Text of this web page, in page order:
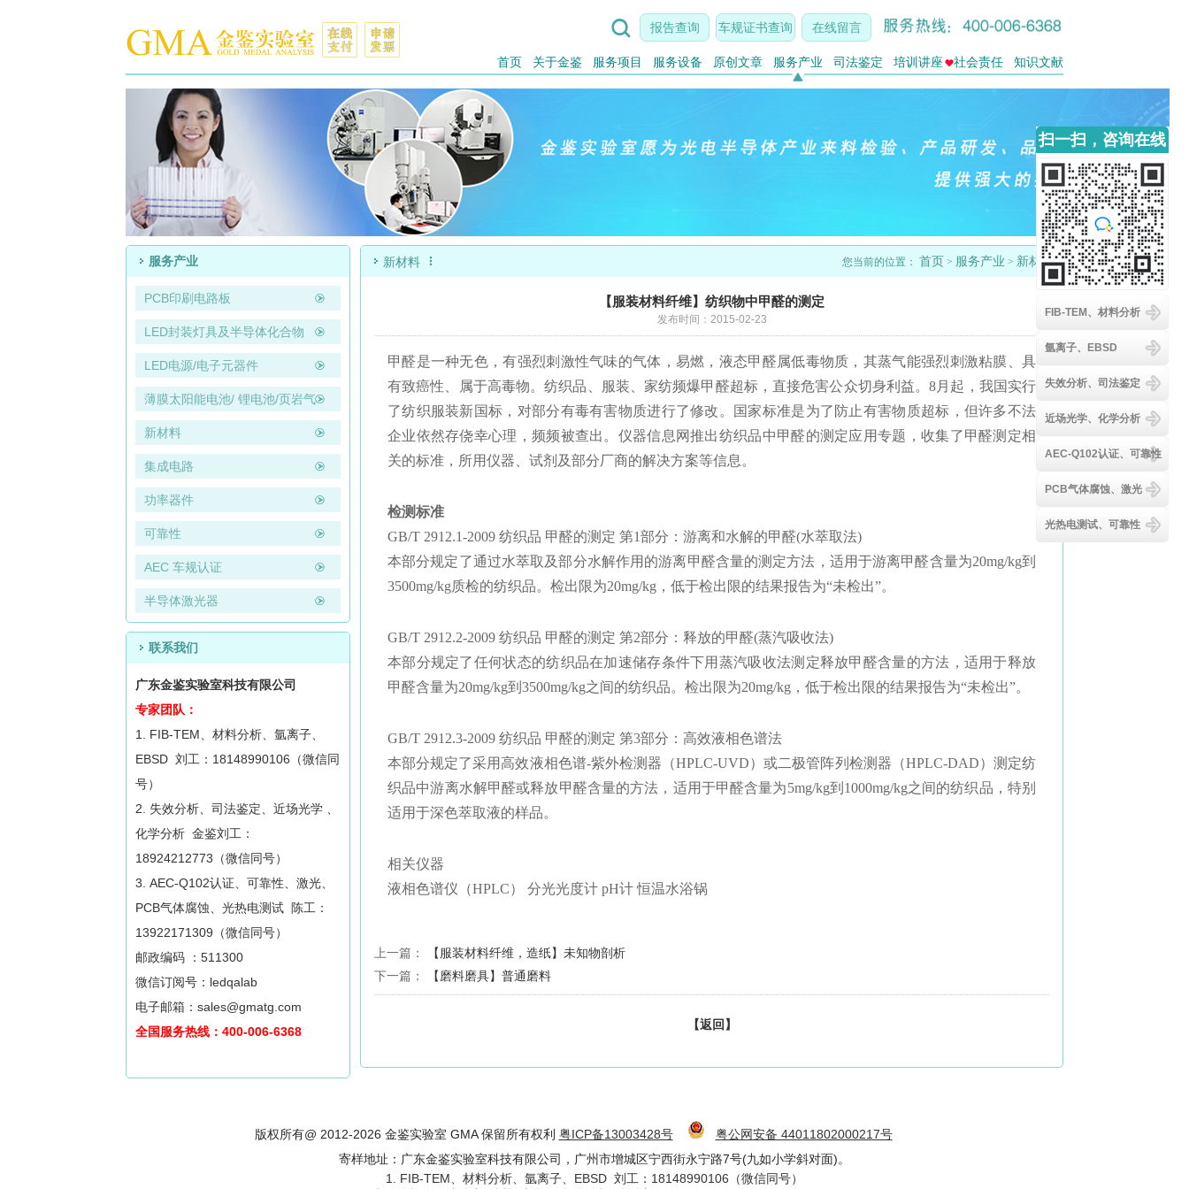
在线留言
车规证书查询
报告查询

首页 关于金鉴 服务项目 服务设备 原创文章 服务产业 司法鉴定 培训讲座 社会责任 知识文献
服务产业
PCB印刷电路板
LED封装灯具及半导体化合物
LED电源/电子元器件
薄膜太阳能电池/ 锂电池/页岩气
新材料
集成电路
功率器件
可靠性
AEC 车规认证
半导体激光器
联系我们
广东金鉴实验室科技有限公司
专家团队：
1. FIB-TEM、材料分析、氩离子、
EBSD 刘工：18148990106（微信同
号）
2. 失效分析、司法鉴定、近场光学 、
化学分析 金鉴刘工：
18924212773（微信同号）
3. AEC-Q102认证、可靠性、激光、
PCB气体腐蚀、光热电测试 陈工：
13922171309（微信同号）
邮政编码 ：511300
微信订阅号：ledqalab
电子邮箱：sales@gmatg.com
全国服务热线：400-006-6368
新材料  您当前的位置： 首页 > 服务产业 > 新材料
【服装材料纤维】纺织物中甲醛的测定
发布时间：2015-02-23
甲醛是一种无色，有强烈刺激性气味的气体，易燃，液态甲醛属低毒物质，其蒸气能强烈刺激粘膜、具
有致癌性、属于高毒物。纺织品、服装、家纺频爆甲醛超标，直接危害公众切身利益。8月起，我国实行
了纺织服装新国标，对部分有毒有害物质进行了修改。国家标准是为了防止有害物质超标，但许多不法
企业依然存侥幸心理，频频被查出。仪器信息网推出纺织品中甲醛的测定应用专题，收集了甲醛测定相
关的标准，所用仪器、试剂及部分厂商的解决方案等信息。
检测标准
GB/T 2912.1-2009 纺织品 甲醛的测定 第1部分：游离和水解的甲醛(水萃取法)
本部分规定了通过水萃取及部分水解作用的游离甲醛含量的测定方法，适用于游离甲醛含量为20mg/kg到
3500mg/kg质检的纺织品。检出限为20mg/kg，低于检出限的结果报告为“未检出”。
GB/T 2912.2-2009 纺织品 甲醛的测定 第2部分：释放的甲醛(蒸汽吸收法)
本部分规定了任何状态的纺织品在加速储存条件下用蒸汽吸收法测定释放甲醛含量的方法，适用于释放
甲醛含量为20mg/kg到3500mg/kg之间的纺织品。检出限为20mg/kg，低于检出限的结果报告为“未检出”。
GB/T 2912.3-2009 纺织品 甲醛的测定 第3部分：高效液相色谱法
本部分规定了采用高效液相色谱-紫外检测器（HPLC-UVD）或二极管阵列检测器（HPLC-DAD）测定纺
织品中游离水解甲醛或释放甲醛含量的方法，适用于甲醛含量为5mg/kg到1000mg/kg之间的纺织品，特别
适用于深色萃取液的样品。
相关仪器
液相色谱仪（HPLC） 分光光度计 pH计 恒温水浴锅
上一篇：
【服装材料纤维，造纸】未知物剖析
下一篇：
【磨料磨具】普通磨料
【返回】
版权所有@ 2012-2026 金鉴实验室 GMA 保留所有权利 粤ICP备13003428号
粤公网安备 44011802000217号
寄样地址：广东金鉴实验室科技有限公司，广州市增城区宁西街永宁路7号(九如小学斜对面)。
1. FIB-TEM、材料分析、氩离子、EBSD 刘工：18148990106（微信同号）
扫一扫，咨询在线
客服
FIB-TEM、材料分析
氩离子、EBSD
失效分析、司法鉴定
近场光学、化学分析
AEC-Q102认证、可靠性
PCB气体腐蚀、激光
光热电测试、可靠性